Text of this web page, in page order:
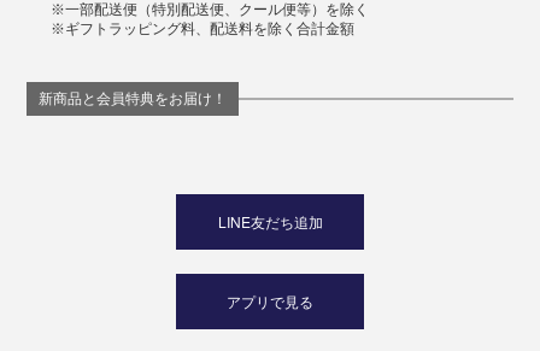
※一部配送便（特別配送便、クール便等）を除く
※ギフトラッピング料、配送料を除く合計金額
新商品と会員特典をお届け！
LINE友だち追加
アプリで見る